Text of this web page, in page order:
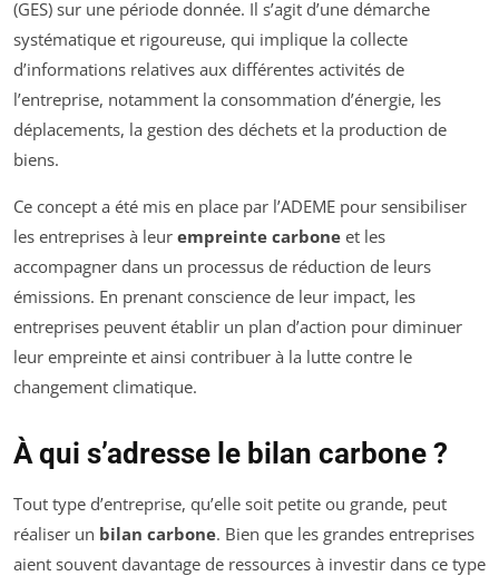
(GES) sur une période donnée. Il s’agit d’une démarche
systématique et rigoureuse, qui implique la collecte
d’informations relatives aux différentes activités de
l’entreprise, notamment la consommation d’énergie, les
déplacements, la gestion des déchets et la production de
biens.
Ce concept a été mis en place par l’ADEME pour sensibiliser
les entreprises à leur empreinte carbone et les
accompagner dans un processus de réduction de leurs
émissions. En prenant conscience de leur impact, les
entreprises peuvent établir un plan d’action pour diminuer
leur empreinte et ainsi contribuer à la lutte contre le
changement climatique.
À qui s’adresse le bilan carbone ?
Tout type d’entreprise, qu’elle soit petite ou grande, peut
réaliser un bilan carbone. Bien que les grandes entreprises
aient souvent davantage de ressources à investir dans ce type